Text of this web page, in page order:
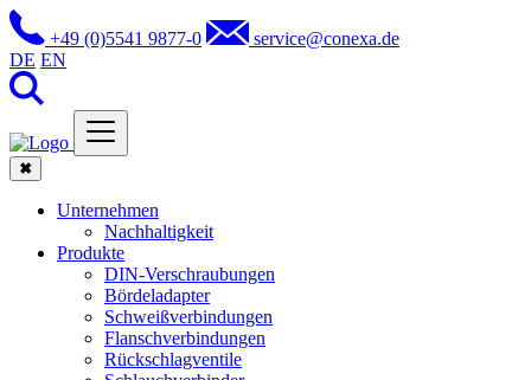
+49 (0)5541 9877-0
service@conexa.de
DE EN
✖
Unternehmen
Nachhaltigkeit
Produkte
DIN-Verschraubungen
Bördeladapter
Schweißverbindungen
Flanschverbindungen
Rückschlagventile